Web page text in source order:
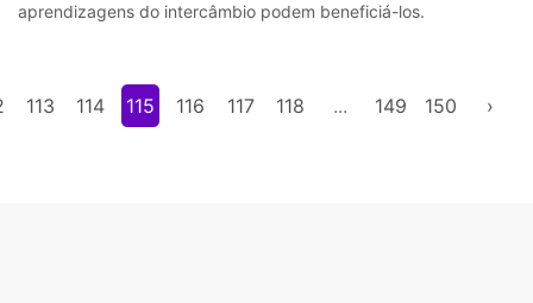
aprendizagens do intercâmbio podem beneficiá-los.
113 114 115 116 117 118 ... 149 150 ›